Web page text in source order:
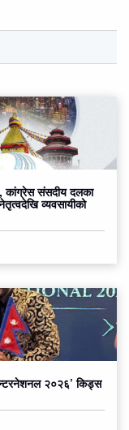
कांग्रेस संसदीय दलका
व्यवसायीको
२०२६’ किड्स